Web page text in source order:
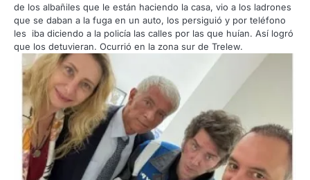
de los albañiles que le están haciendo la casa, vio a los ladrones
que se daban a la fuga en un auto, los persiguió y por teléfono
les iba diciendo a la policía las calles por las que huían. Así logró
que los detuvieran. Ocurrió en la zona sur de Trelew.